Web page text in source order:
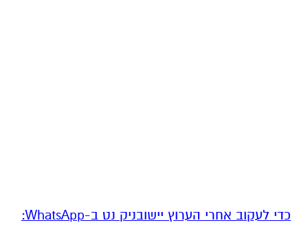
‏כדי לעקוב אחרי הערוץ יישובניק נט ב-WhatsApp:‏‏‏